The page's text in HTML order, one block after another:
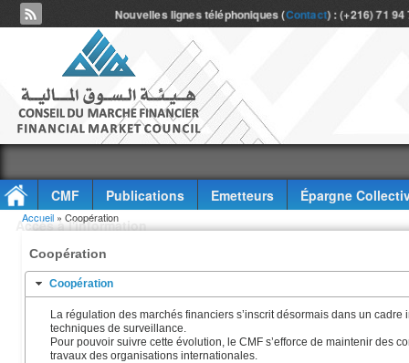
Nouvelles lignes téléphoniques (Contact) : (+216) 71
CMF Publications Emetteurs
Épargne
Accès à l'information
Vous êtes ici
Accueil » Coopération
Coopération
Coopération
La régulation des marchés financiers s’inscrit désormais dans un
techniques de surveillance.
Pour pouvoir suivre cette évolution, le CMF s’efforce de maintenir des
travaux des organisations internationales.